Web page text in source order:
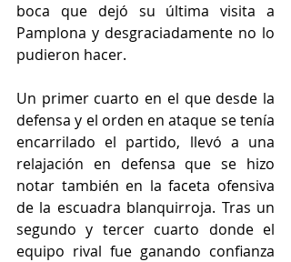
boca que dejó su última visita a
Pamplona y desgraciadamente no lo
pudieron hacer.
Un primer cuarto en el que desde la
defensa y el orden en ataque se tenía
encarrilado el partido, llevó a una
relajación en defensa que se hizo
notar también en la faceta ofensiva
de la escuadra blanquirroja. Tras un
segundo y tercer cuarto donde el
equipo rival fue ganando confianza